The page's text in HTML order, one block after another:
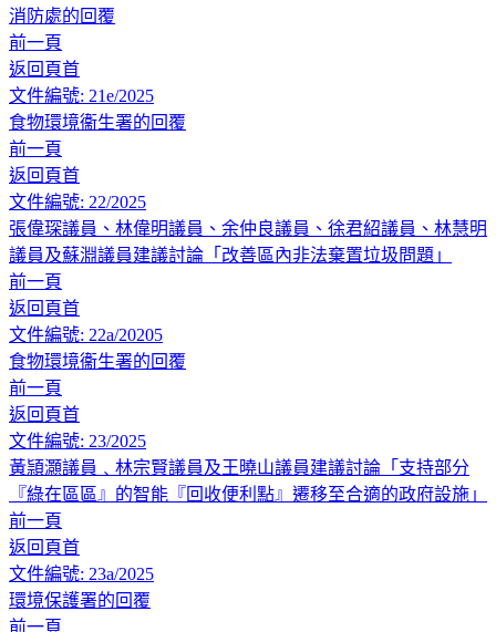
消防處的回覆
前一頁
返回頁首
文件編號: 21e/2025
食物環境衞生署的回覆
前一頁
返回頁首
文件編號: 22/2025
張偉琛議員、林偉明議員、余仲良議員、徐君紹議員、林慧明
議員及蘇淵議員建議討論「改善區內非法棄置垃圾問題」
前一頁
返回頁首
文件編號: 22a/20205
食物環境衞生署的回覆
前一頁
返回頁首
文件編號: 23/2025
黃頴灝議員﹑林宗賢議員及王曉山議員建議討論「支持部分
『綠在區區』的智能『回收便利點』遷移至合適的政府設施」
前一頁
返回頁首
文件編號: 23a/2025
環境保護署的回覆
前一頁